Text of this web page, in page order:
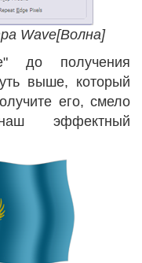
Wave[Волна]
до получения
выше, который
его, смело
эффектный